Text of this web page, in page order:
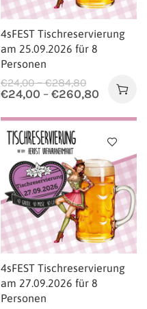
4sFEST Tischreservierung
am 25.09.2026 für 8
Personen
€24,00 –€284,80
€24,00 – €260,80
4sFEST Tischreservierung
am 27.09.2026 für 8
Personen